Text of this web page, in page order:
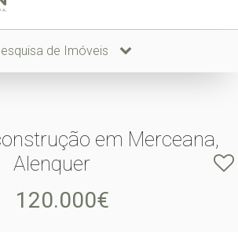
de Imóveis
em Merceana,
Alenquer
120.000€